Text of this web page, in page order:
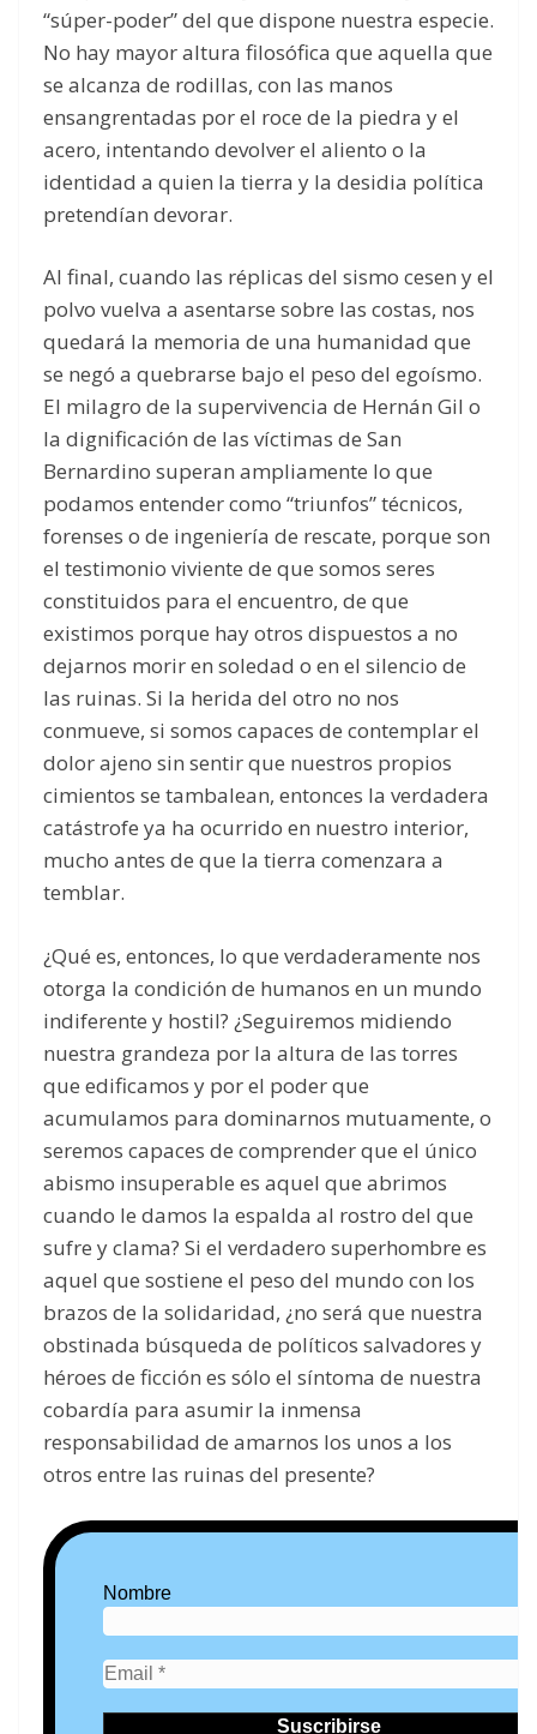
“súper-poder” del que dispone nuestra especie.
No hay mayor altura filosófica que aquella que
se alcanza de rodillas, con las manos
ensangrentadas por el roce de la piedra y el
acero, intentando devolver el aliento o la
identidad a quien la tierra y la desidia política
pretendían devorar.
Al final, cuando las réplicas del sismo cesen y el
polvo vuelva a asentarse sobre las costas, nos
quedará la memoria de una humanidad que
se negó a quebrarse bajo el peso del egoísmo.
El milagro de la supervivencia de Hernán Gil o
la dignificación de las víctimas de San
Bernardino superan ampliamente lo que
podamos entender como “triunfos” técnicos,
forenses o de ingeniería de rescate, porque son
el testimonio viviente de que somos seres
constituidos para el encuentro, de que
existimos porque hay otros dispuestos a no
dejarnos morir en soledad o en el silencio de
las ruinas. Si la herida del otro no nos
conmueve, si somos capaces de contemplar el
dolor ajeno sin sentir que nuestros propios
cimientos se tambalean, entonces la verdadera
catástrofe ya ha ocurrido en nuestro interior,
mucho antes de que la tierra comenzara a
temblar.
¿Qué es, entonces, lo que verdaderamente nos
otorga la condición de humanos en un mundo
indiferente y hostil? ¿Seguiremos midiendo
nuestra grandeza por la altura de las torres
que edificamos y por el poder que
acumulamos para dominarnos mutuamente, o
seremos capaces de comprender que el único
abismo insuperable es aquel que abrimos
cuando le damos la espalda al rostro del que
sufre y clama? Si el verdadero superhombre es
aquel que sostiene el peso del mundo con los
brazos de la solidaridad, ¿no será que nuestra
obstinada búsqueda de políticos salvadores y
héroes de ficción es sólo el síntoma de nuestra
cobardía para asumir la inmensa
responsabilidad de amarnos los unos a los
otros entre las ruinas del presente?
Nombre